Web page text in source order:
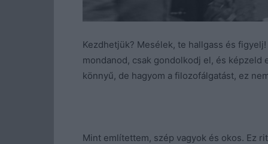
Kezdhetjük? Mesélek, te hallgass és
mondanod, csak gondolkodj el, és
könnyű, de hagyom a filozofálgatást, ez
Mint említettem, szép vagyok és okos. Ez